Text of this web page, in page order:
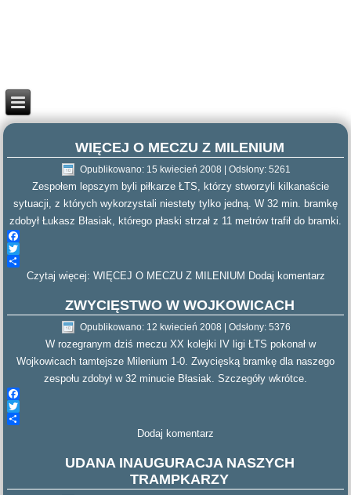
WIĘCEJ O MECZU Z MILENIUM
Opublikowano: 15 kwiecień 2008 Odsłony: 5261
Zespołem lepszym byli piłkarze ŁTS, którzy stworzyli kilkanaście
sytuacji, z których wykorzystali niestety tylko jedną. W 32 min. bramkę
zdobył Łukasz Błasiak, którego płaski strzał z 11 metrów trafił do bramki.
Share
Czytaj więcej: WIĘCEJ O MECZU Z MILENIUM Dodaj komentarz
ZWYCIĘSTWO W WOJKOWICACH
Opublikowano: 12 kwiecień 2008 Odsłony: 5376
W rozegranym dziś meczu XX kolejki IV ligi ŁTS pokonał w
Wojkowicach tamtejsze Milenium 1-0. Zwycięską bramkę dla naszego
zespołu zdobył w 32 minucie Błasiak. Szczegóły wkrótce.
Share
Dodaj komentarz
UDANA INAUGURACJA NASZYCH
TRAMPKARZY